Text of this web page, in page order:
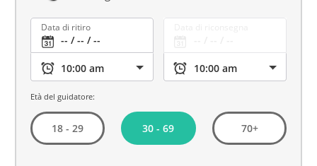
Data di ritiro
Età del guidatore:
18 - 29 30 - 69 70+